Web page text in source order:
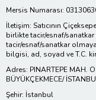
Mersis Numarası:
İletişim: Satıcının
birlikte tacir/esnaf/sanatkar
tacir/esnaf/sanatkar
bilgisi, ad, soyad ve T.C.
Adres: PINARTEPE MAH.
BÜYÜKÇEKMECE/
Şehir: İstanbul